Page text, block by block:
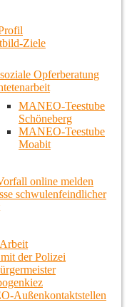
Ziele
Opferberatung
MANEO-Teestube
Schöneberg
MANEO-Teestube
Moabit
online melden
schwulenfeindlicher
der Polizei
Außenkontaktstellen